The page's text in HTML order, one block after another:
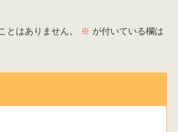
とはありません。 ※ が付いている欄は